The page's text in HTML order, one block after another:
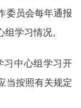
委员会每年通报
学习情况。
中心组学习开
当按照有关规定